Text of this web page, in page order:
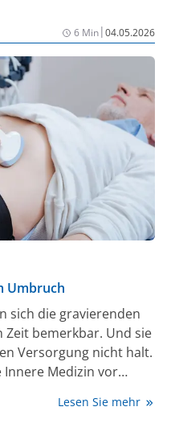
6 Min|04.05.2026
Umbruch
sich die gravierenden
bemerkbar. Und sie
Versorgung nicht halt.
Medizin vor
Lesen Sie mehr